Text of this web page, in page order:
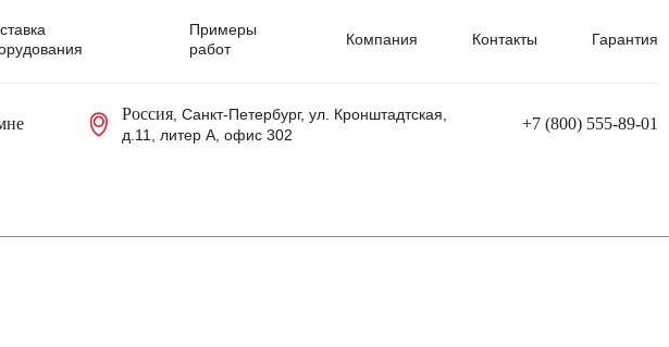
Примеры
работ
Компания Контакты Гарантия
Россия, Санкт-Петербург, ул. Кронштадтская,
д.11, литер А, офис 302
+7 (800) 555-89-01